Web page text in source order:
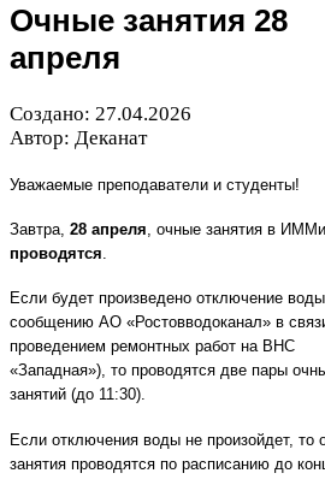
Очные занятия 28
апреля
Создано: 27.04.2026
Автор: Деканат
Уважаемые преподаватели и студенты!
Завтра, 28 апреля, очные занятия в
проводятся.
Если будет произведено отключение
сообщению АО «Ростовводоканал» в
проведением ремонтных работ на ВНС
«Западная»), то проводятся две пары
занятий (до 11:30).
Если отключения воды не произойдет, то
занятия проводятся по расписанию до